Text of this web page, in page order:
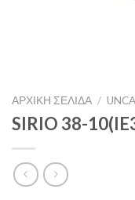
ΑΡΧΙΚΉ ΣΕΛΊΔΑ /
SIRIO 38-